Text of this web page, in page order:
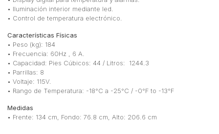
• Iluminación interior mediante led.
• Control de temperatura electrónico.
Características Físicas
• Peso (kg): 184
• Frecuencia: 60Hz , 6 A.
• Capacidad: Pies Cúbicos: 44 / Litros: 1244.3
• Parrillas: 8
• Voltaje: 115V.
• Rango de Temperatura: -18°C a -25°C / -0°F to -13°F
Medidas
• Frente: 134 cm, Fondo: 76.8 cm, Alto: 206.6 cm